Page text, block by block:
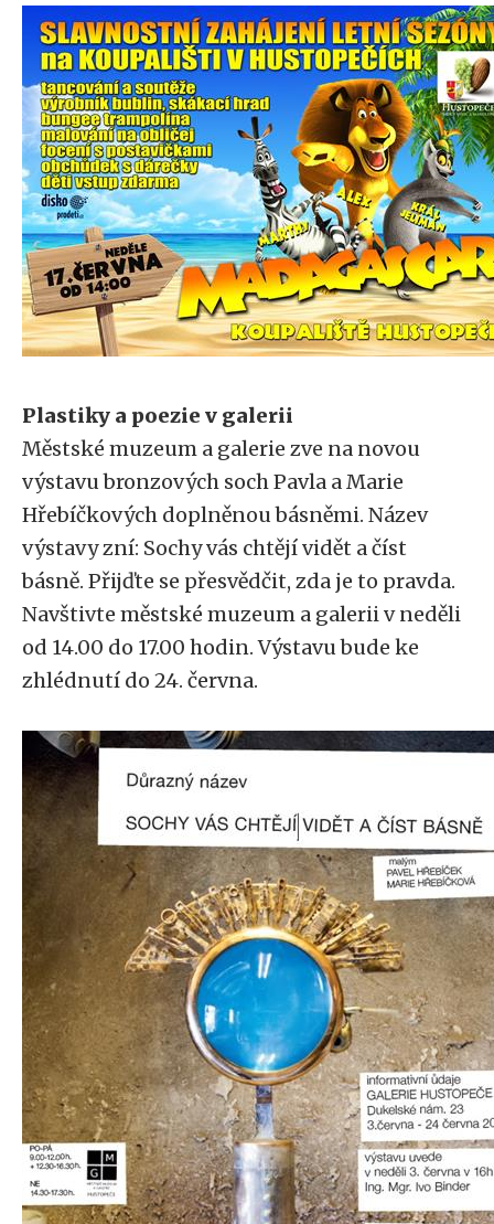
Plastiky a poezie v galerii
Městské muzeum a galerie zve na novou
výstavu bronzových soch Pavla a Marie
Hřebíčkových doplněnou básněmi. Název
výstavy zní: Sochy vás chtějí vidět a číst
básně. Přijďte se přesvědčit, zda je to pravda.
Navštivte městské muzeum a galerii v neděli
od 14.00 do 17.00 hodin. Výstavu bude ke
zhlédnutí do 24. června.